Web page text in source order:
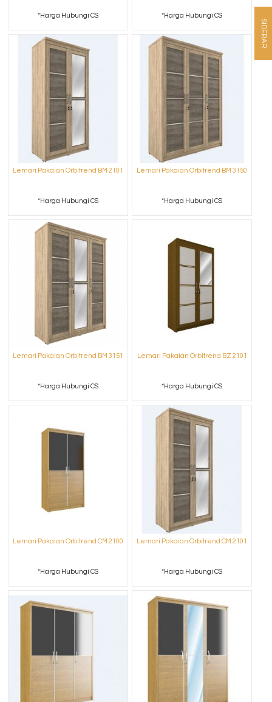
*Harga Hubungi CS *Harga Hubungi CS
Lemari Pakaian Orbitrend BM 2101
*Harga Hubungi CS
Lemari Pakaian Orbitrend BM 3150
*Harga Hubungi CS
Lemari Pakaian Orbitrend BM 3151
*Harga Hubungi CS
Lemari Pakaian Orbitrend BZ 2101
*Harga Hubungi CS
Lemari Pakaian Orbitrend CM 2100
*Harga Hubungi CS
Lemari Pakaian Orbitrend CM 2101
*Harga Hubungi CS
SIDEBAR